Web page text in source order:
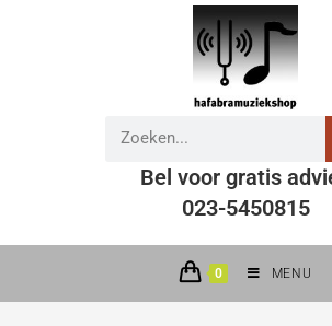
Bel voor gratis
023-5450815
0 MENU